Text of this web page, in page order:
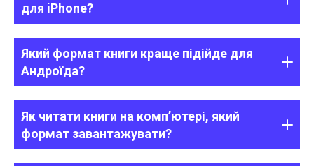
для iPhone?
Який формат книги краще підійде для
Андроїда?
Як читати книги на комп’ютері, який
формат завантажувати?